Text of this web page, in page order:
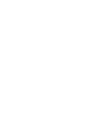
くお早めにお召